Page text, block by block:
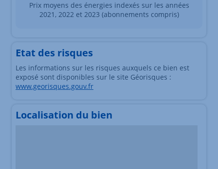
Prix moyens des énergies indexés sur les années
2021, 2022 et 2023 (abonnements compris)
Etat des risques
Les informations sur les risques auxquels ce bien est
exposé sont disponibles sur le site Géorisques :
www.georisques.gouv.fr
Localisation du bien